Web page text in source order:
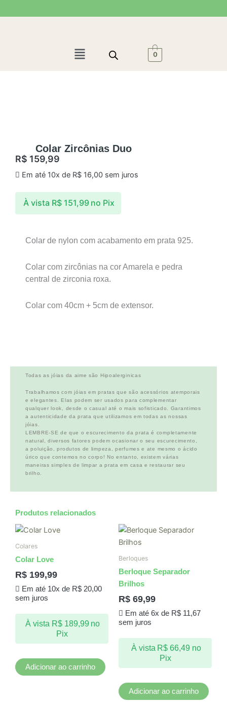
para
Menu 0
Colar Zircônias Duo
R$ 159,99
Em até 10x de R$16,00sem juros
À vista R$151,99 no Pix
Colar de nylon com acabamento em prata 925.
Colar com zircônias na cor Amarela e pedra
central de zirconia roxa.
Colar com 40cm + 5cm de extensor.
Todas as jóias da aime são Hipoalerginicas
Trabalhamos com jóias em pratas que são acessórios atemporais
e elegantes. Elas podem ser usados para complementar
qualquer look, desde o casual até o mais sofisticado. Garantimos
a autenticidade da prata que utilizamos em todas as nossas
jóias.
LEMBRE-SE de que o escurecimento da prata é completamente
natural, diversos fatores podem ocasionar o seu escurecimento,
a poluição, produtos de limpeza, perfumes e ate mesmo o ácido
úrico que contemos no corpo! No entanto, existem várias
maneiras simples de limpar a prata em casa e restaurar seu
brilho.
Produtos relacionados
Colares
Colar Love
R$ 199,99
Em até 10x de R$20,00
sem juros
À vista R$189,99 no
Pix
Adicionar ao carrinho
Berloques
Berloque Separador
Brilhos
R$ 69,99
Em até 6x de R$11,67
sem juros
À vista R$ 66,49 no
Pix
Adicionar ao carrinho